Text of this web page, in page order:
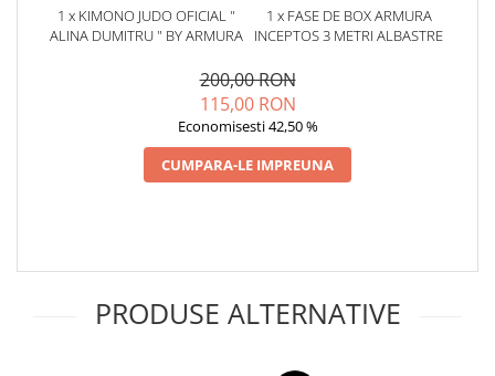
1 x KIMONO JUDO OFICIAL "
ALINA DUMITRU " BY ARMURA
1 x FASE DE BOX ARMURA
INCEPTOS 3 METRI ALBASTRE
200,00 RON
115,00 RON
Economisesti 42,50 %
CUMPARA-LE IMPREUNA
PRODUSE ALTERNATIVE